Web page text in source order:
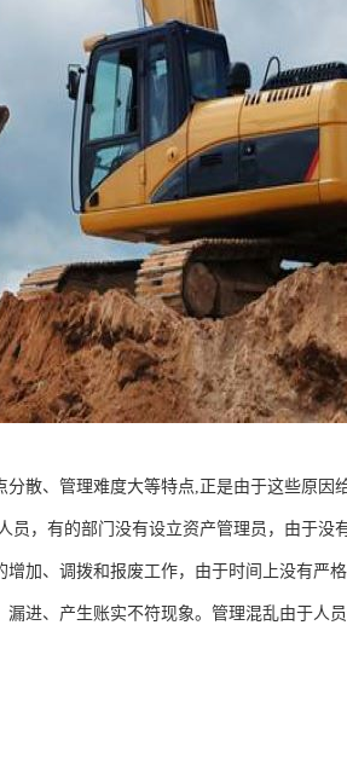
分散、管理难度大等特点,正是由于这些原因
员，有的部门没有设立资产管理员，由于没
加、调拨和报废工作，由于时间上没有严
进、产生账实不符现象。管理混乱由于人